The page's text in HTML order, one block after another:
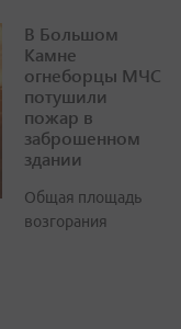
В Большом
Камне
огнеборцы МЧС
потушили
пожар в
заброшенном
здании
Общая площадь
возгорания